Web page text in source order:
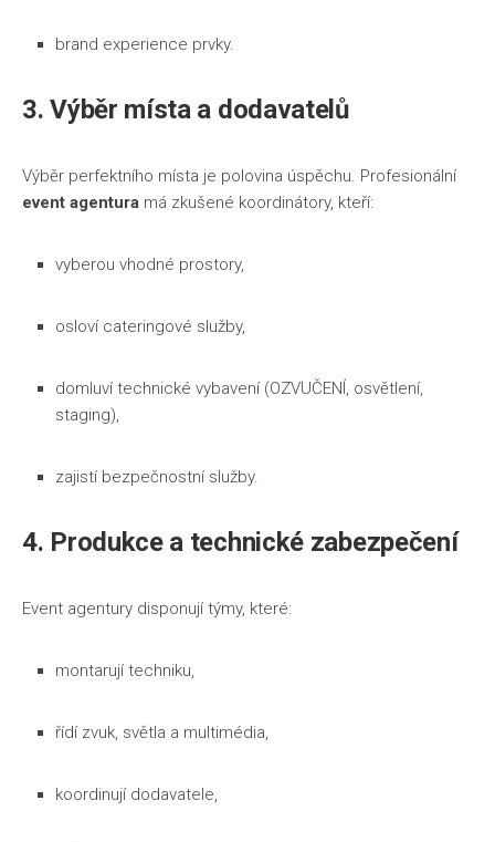
brand experience prvky.
3. Výběr místa a dodavatelů
Výběr perfektního místa je polovina úspěchu. Profesionální
event agentura má zkušené koordinátory, kteří:
vyberou vhodné prostory,
osloví cateringové služby,
domluví technické vybavení (OZVUČENÍ, osvětlení,
staging),
zajistí bezpečnostní služby.
4. Produkce a technické zabezpečení
Event agentury disponují týmy, které:
montarují techniku,
řídí zvuk, světla a multimédia,
koordinují dodavatele,